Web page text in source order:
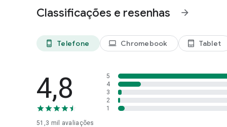
Classificações e resenhas arrow_forward
phone_android Telefone laptop Chromebook tablet_android Tablet
4,8
51,3 mil avaliações
5
4
3
2
1